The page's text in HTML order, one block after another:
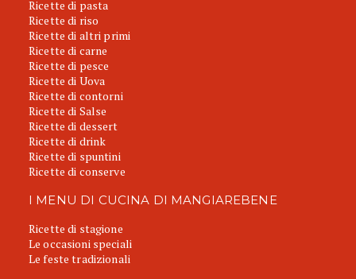
Ricette di pasta
Ricette di riso
Ricette di altri primi
Ricette di carne
Ricette di pesce
Ricette di Uova
Ricette di contorni
Ricette di Salse
Ricette di dessert
Ricette di drink
Ricette di spuntini
Ricette di conserve
I MENU DI CUCINA DI MANGIAREBENE
Ricette di stagione
Le occasioni speciali
Le feste tradizionali